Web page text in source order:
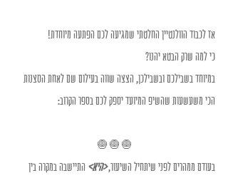
אז לכבוד הוולנטיין החלטתי שמגיעה לכם הפתעה מיוחדת!
כי למה שרק הבטא יהנו?
במיוחד בשבילכם ובשבילכן, הצצה שווה בעילום שם לאחת הסצנות
הכי משעשעות שהשיפ המיועד יספק לכם בספר הקרוב:
🧅🧅🧅
בעודם ממהרים לפני שיתחיל השיעור, <היא> התיישבה במקרה בין